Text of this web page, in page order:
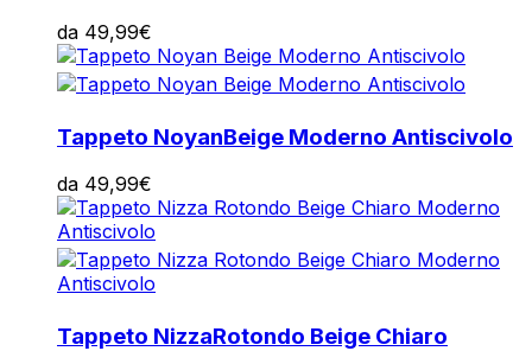
da 49,99€
Tappeto NoyanBeige Moderno Antiscivolo
da 49,99€
Tappeto NizzaRotondo Beige Chiaro